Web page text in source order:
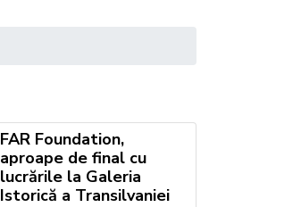
FAR Foundation,
aproape de final cu
lucrările la Galeria
Istorică a Transilvaniei